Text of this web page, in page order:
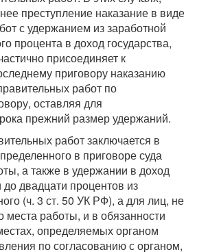
преступление наказание в виде
с удержанием из заработной
процента в доход государства,
присоединяет к
приговору наказанию
работ по
оставляя для
прежний размер удержаний.
работ заключается в
в приговоре суда
а также в удержании в доход
до двадцати процентов из
(ч. 3 ст. 50 УК РФ), а для лиц, не
работы, и в обязанности
определяемых органом
по согласованию с органом,